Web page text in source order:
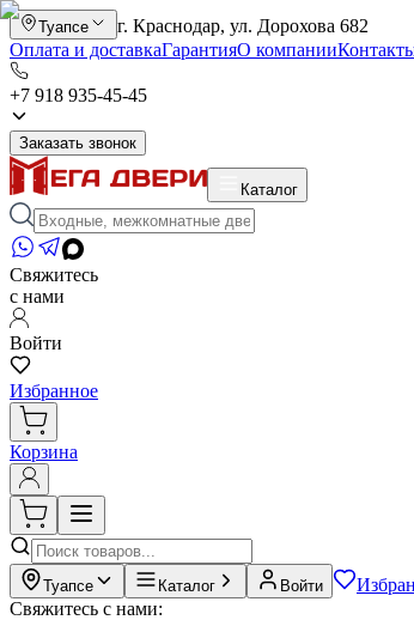
Туапсе
г. Краснодар, ул. Дорохова 682
Оплата и доставкаГарантияО компании
+7 918 935-45-45
Заказать звонок
Каталог
Свяжитесь
с нами
Войти
Избранное
Корзина
Туапсе Каталог Войти
Свяжитесь с нами: